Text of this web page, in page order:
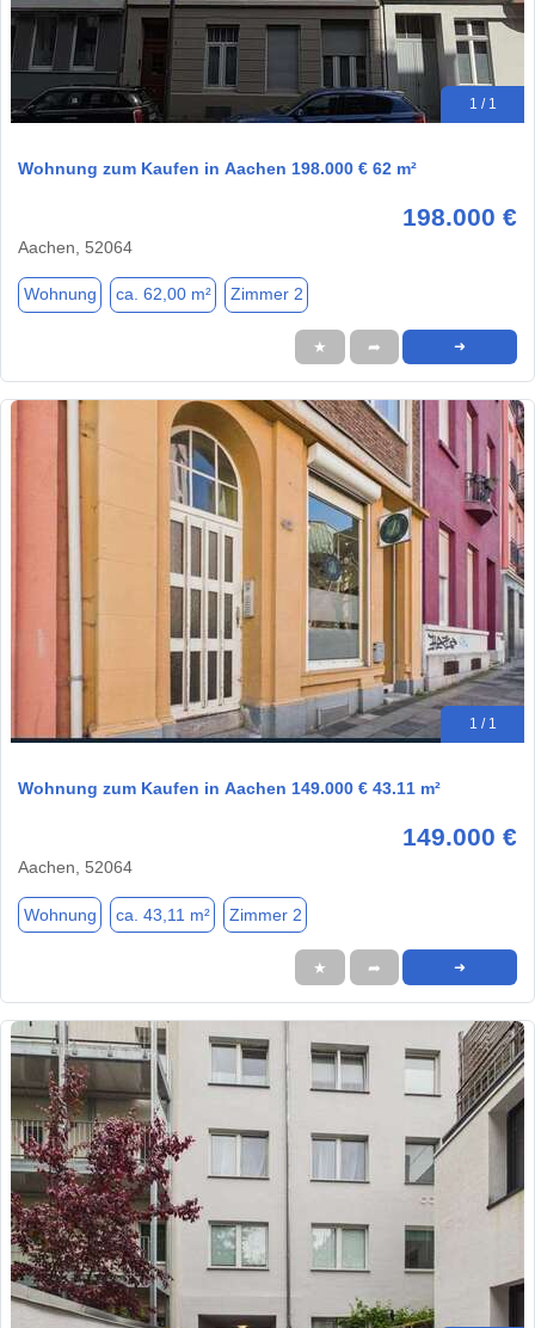
1 / 1
Wohnung zum Kaufen in Aachen 198.000 € 62 m²
198.000 €
Aachen, 52064
Wohnung ca. 62,00 m² Zimmer 2
★ ➦ ➜
1 / 1
Wohnung zum Kaufen in Aachen 149.000 € 43.11 m²
149.000 €
Aachen, 52064
Wohnung ca. 43,11 m² Zimmer 2
★ ➦ ➜